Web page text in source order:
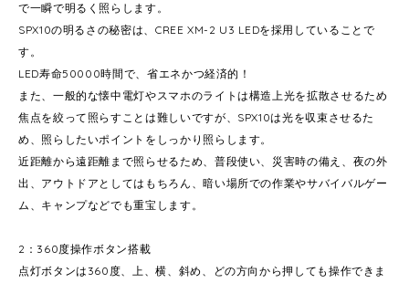
で一瞬で明るく照らします。
SPX10の明るさの秘密は、CREE XM-2 U3 LEDを採用していることで
す。
LED寿命50000時間で、省エネかつ経済的！
また、一般的な懐中電灯やスマホのライトは構造上光を拡散させるため
焦点を絞って照らすことは難しいですが、SPX10は光を収束させるた
め、照らしたいポイントをしっかり照らします。
近距離から遠距離まで照らせるため、普段使い、災害時の備え、夜の外
出、アウトドアとしてはもちろん、暗い場所での作業やサバイバルゲー
ム、キャンプなどでも重宝します。
2：360度操作ボタン搭載
点灯ボタンは360度、上、横、斜め、どの方向から押しても操作できま